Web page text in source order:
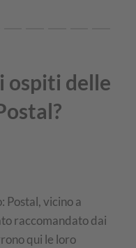
ospiti delle
Postal, vicino a
raccomandato dai
qui le loro